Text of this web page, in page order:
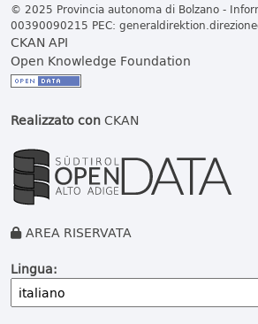
© 2025 Provincia autonoma di Bolzano -
00390090215 PEC:
CKAN API
Open Knowledge Foundation
Realizzato conCKAN
AREA RISERVATA
Lingua